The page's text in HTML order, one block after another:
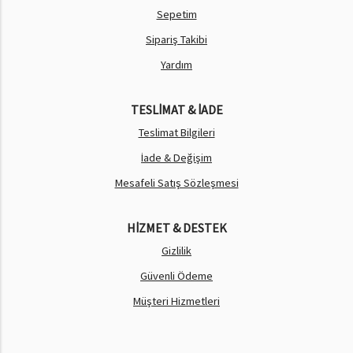
Sepetim
Sipariş Takibi
Yardım
TESLİMAT & İADE
Teslimat Bilgileri
İade & Değişim
Mesafeli Satış Sözleşmesi
HİZMET & DESTEK
Gizlilik
Güvenli Ödeme
Müşteri Hizmetleri